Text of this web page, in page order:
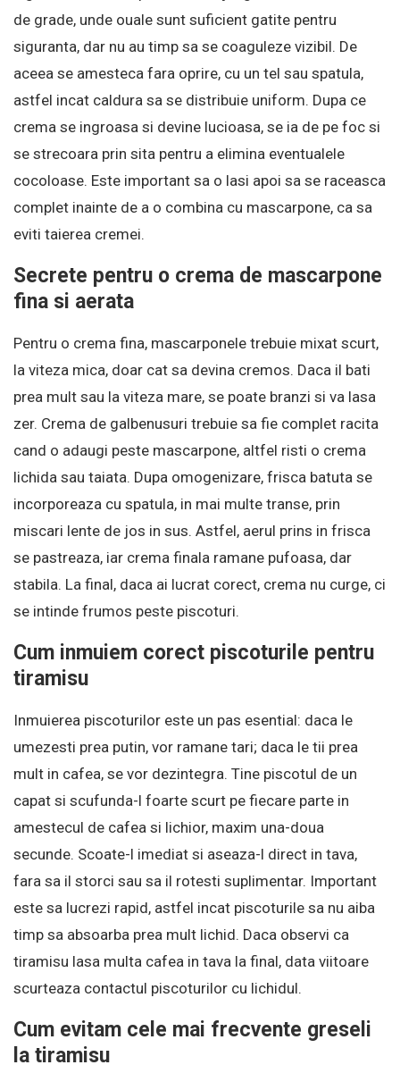
de grade, unde ouale sunt suficient gatite pentru
siguranta, dar nu au timp sa se coaguleze vizibil. De
aceea se amesteca fara oprire, cu un tel sau spatula,
astfel incat caldura sa se distribuie uniform. Dupa ce
crema se ingroasa si devine lucioasa, se ia de pe foc si
se strecoara prin sita pentru a elimina eventualele
cocoloase. Este important sa o lasi apoi sa se raceasca
complet inainte de a o combina cu mascarpone, ca sa
eviti taierea cremei.
Secrete pentru o crema de mascarpone
fina si aerata
Pentru o crema fina, mascarponele trebuie mixat scurt,
la viteza mica, doar cat sa devina cremos. Daca il bati
prea mult sau la viteza mare, se poate branzi si va lasa
zer. Crema de galbenusuri trebuie sa fie complet racita
cand o adaugi peste mascarpone, altfel risti o crema
lichida sau taiata. Dupa omogenizare, frisca batuta se
incorporeaza cu spatula, in mai multe transe, prin
miscari lente de jos in sus. Astfel, aerul prins in frisca
se pastreaza, iar crema finala ramane pufoasa, dar
stabila. La final, daca ai lucrat corect, crema nu curge, ci
se intinde frumos peste piscoturi.
Cum inmuiem corect piscoturile pentru
tiramisu
Inmuierea piscoturilor este un pas esential: daca le
umezesti prea putin, vor ramane tari; daca le tii prea
mult in cafea, se vor dezintegra. Tine piscotul de un
capat si scufunda-l foarte scurt pe fiecare parte in
amestecul de cafea si lichior, maxim una-doua
secunde. Scoate-l imediat si aseaza-l direct in tava,
fara sa il storci sau sa il rotesti suplimentar. Important
este sa lucrezi rapid, astfel incat piscoturile sa nu aiba
timp sa absoarba prea mult lichid. Daca observi ca
tiramisu lasa multa cafea in tava la final, data viitoare
scurteaza contactul piscoturilor cu lichidul.
Cum evitam cele mai frecvente greseli
la tiramisu